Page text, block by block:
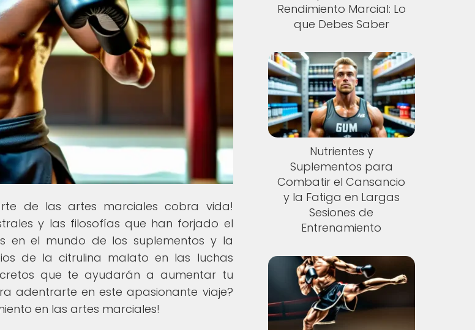
de las artes marciales cobra vida!
y las filosofías que han forjado el
en el mundo de los suplementos y la
de la citrulina malato en las luchas
que te ayudarán a aumentar tu
adentrarte en este apasionante viaje?
en las artes marciales!
Rendimiento Marcial: Lo
que Debes Saber
Nutrientes y
Suplementos para
Combatir el Cansancio
y la Fatiga en Largas
Sesiones de
Entrenamiento